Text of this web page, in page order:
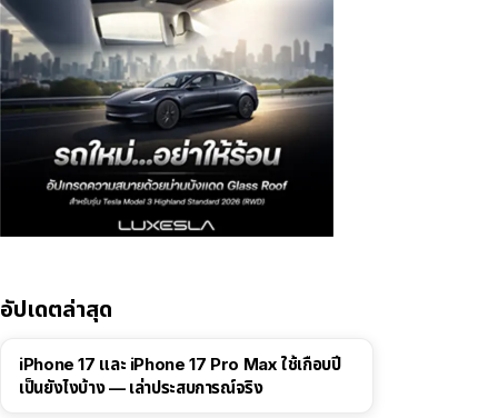
อัปเดตล่าสุด
41:47
iPhone 17 และ iPhone 17 Pro Max ใช้เกือบปี
เป็นยังไงบ้าง — เล่าประสบการณ์จริง